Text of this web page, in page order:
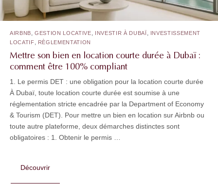
Mettre son bien en location courte durée à Dubaï :
comment être 100% compliant
1. Le permis DET : une obligation pour la location courte durée
À Dubaï, toute location courte durée est soumise à une
réglementation stricte encadrée par la Department of Economy
& Tourism (DET). Pour mettre un bien en location sur Airbnb ou
toute autre plateforme, deux démarches distinctes sont
obligatoires : 1. Obtenir le permis …
Découvrir
AIRBNB,GESTION LOCATIVE, INVESTIR À DUBAÏ , INVESTISSEMENT
LOCATIF, RÈGLEMENTATION